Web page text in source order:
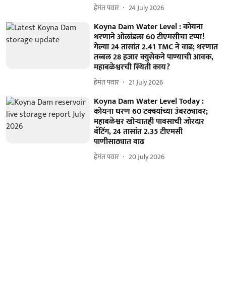
हेमंत पवार 24 July 2026
Koyna Dam Water Level : कोयना
धरणाने ओलांडला 60 टीएमसीचा टप्पा!
गेल्या 24 तासांत 2.41 TMC ने वाढ; धरणात
तब्बल 28 हजार क्युसेकने पाण्याची आवक,
महाबळेश्वरची स्थिती काय?
हेमंत पवार 21 July 2026
Koyna Dam Water Level Today :
कोयना धरण 60 टक्क्यांच्या उंबरठ्यावर;
महाबळेश्वर खोऱ्यातही पावसाची जोरदार
बॅटिंग, 24 तासांत 2.35 टीएमसी
पाणीसाठ्यात वाढ
हेमंत पवार 20 July 2026